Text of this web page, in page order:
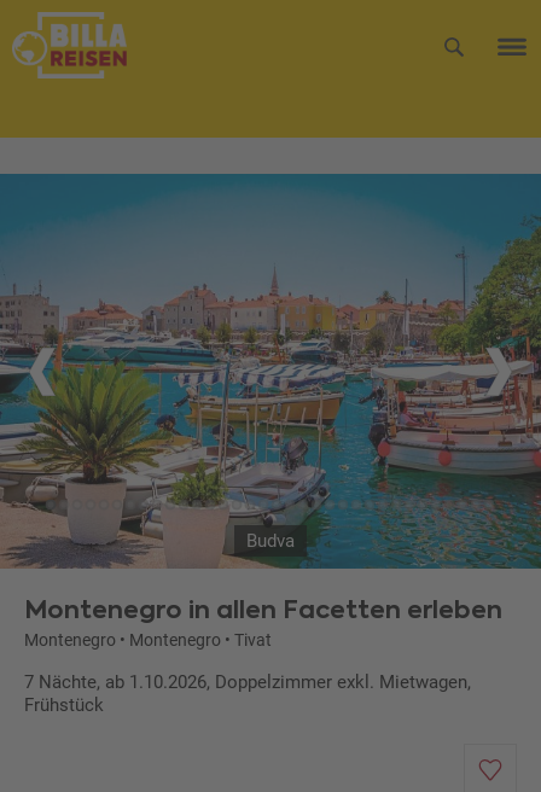
Budva
Montenegro in allen Facetten erleben
Montenegro • Montenegro • Tivat
7 Nächte, ab 1.10.2026, Doppelzimmer exkl. Mietwagen,
Frühstück